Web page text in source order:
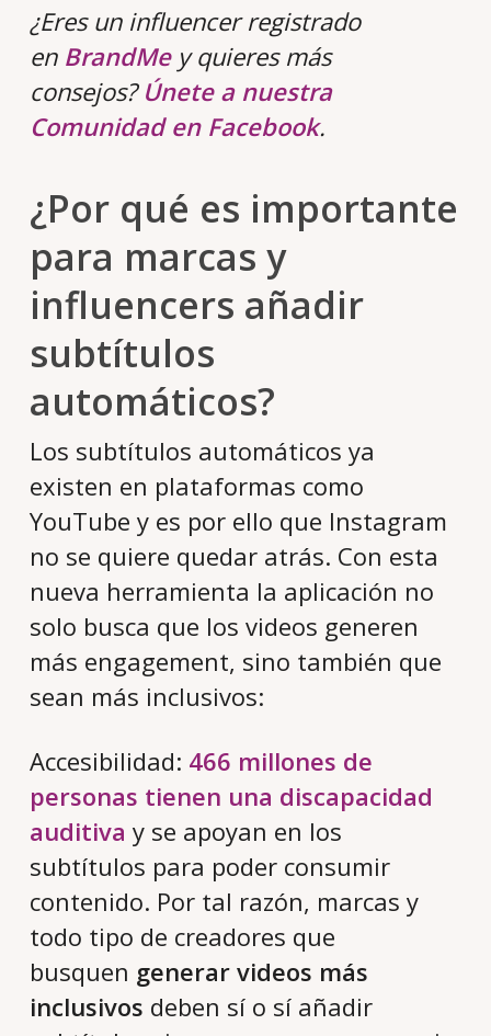
¿Eres un influencer registrado
en BrandMey quieres más
consejos? Únete a nuestra
Comunidad en Facebook.
¿Por qué es importante
para marcas y
influencers añadir
subtítulos
automáticos?
Los subtítulos automáticos ya
existen en plataformas como
YouTube y es por ello que Instagram
no se quiere quedar atrás. Con esta
nueva herramienta la aplicación no
solo busca que los videos generen
más engagement, sino también que
sean más inclusivos:
Accesibilidad: 466 millones de
personas tienen una discapacidad
auditiva y se apoyan en los
subtítulos para poder consumir
contenido. Por tal razón, marcas y
todo tipo de creadores que
busquen generar videos más
inclusivos deben sí o sí añadir